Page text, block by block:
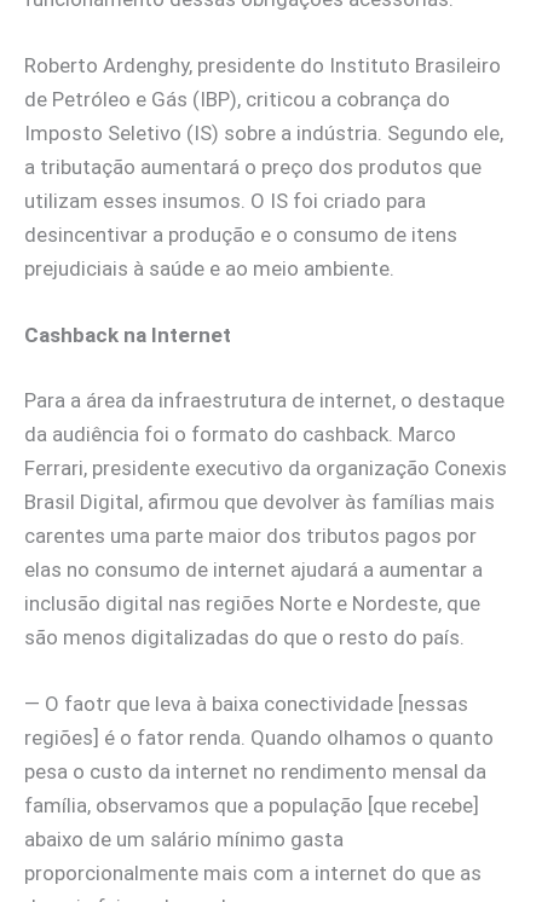
Roberto Ardenghy, presidente do Instituto Brasileiro
de Petróleo e Gás (IBP), criticou a cobrança do
Imposto Seletivo (IS) sobre a indústria. Segundo ele,
a tributação aumentará o preço dos produtos que
utilizam esses insumos. O IS foi criado para
desincentivar a produção e o consumo de itens
prejudiciais à saúde e ao meio ambiente.
Cashback na Internet
Para a área da infraestrutura de internet, o destaque
da audiência foi o formato do cashback. Marco
Ferrari, presidente executivo da organização Conexis
Brasil Digital, afirmou que devolver às famílias mais
carentes uma parte maior dos tributos pagos por
elas no consumo de internet ajudará a aumentar a
inclusão digital nas regiões Norte e Nordeste, que
são menos digitalizadas do que o resto do país.
— O faotr que leva à baixa conectividade [nessas
regiões] é o fator renda. Quando olhamos o quanto
pesa o custo da internet no rendimento mensal da
família, observamos que a população [que recebe]
abaixo de um salário mínimo gasta
proporcionalmente mais com a internet do que as